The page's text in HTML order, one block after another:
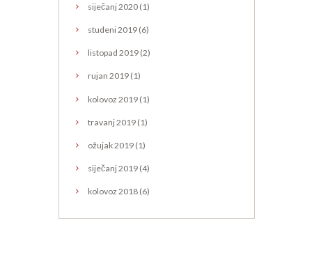
siječanj2020(1)
studeni2019(6)
listopad 2019(2)
rujan 2019(1)
kolovoz 2019(1)
travanj2019(1)
ožujak2019(1)
siječanj2019(4)
kolovoz 2018(6)